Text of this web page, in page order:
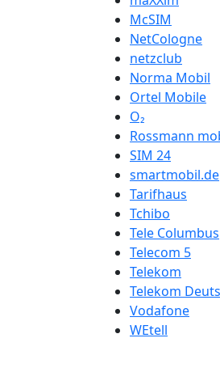
McSIM
NetCologne
netzclub
Norma Mobil
Ortel Mobile
O₂
Rossmann
SIM 24
smartmobil.de
Tarifhaus
Tchibo
Tele Columbus
Telecom 5
Telekom
Telekom
Vodafone
WEtell